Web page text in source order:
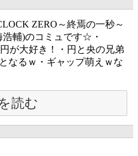
ZERO～終焉の一秒～
輔)のコミュです☆・
が大好き！・円と央の兄弟
なるｗ・ギャップ萌えｗな
読む